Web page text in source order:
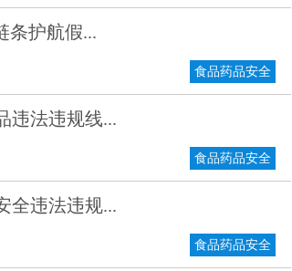
条护航假...
食品药品安全
违法违规线...
食品药品安全
全违法违规...
食品药品安全